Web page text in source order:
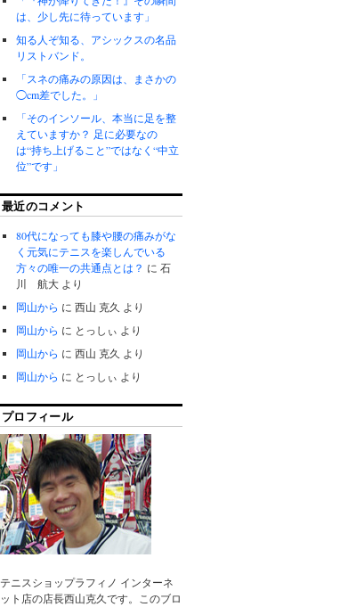
は、少し先に待っています」
知る人ぞ知る、アシックスの名品
リストバンド。
「スネの痛みの原因は、まさかの
◯cm差でした。」
「そのインソール、本当に足を整
えていますか？ 足に必要なの
は“持ち上げること”ではなく“中立
位”です」
最近のコメント
80代になっても膝や腰の痛みがな
く元気にテニスを楽しんでいる
方々の唯一の共通点とは？ に石
川 航大 より
岡山から に西山 克久 より
岡山から に とっしぃ より
岡山から に西山 克久 より
岡山から に とっしぃ より
プロフィール
テニスショップラフィノ インターネ
ット店の店長西山克久です。このブロ